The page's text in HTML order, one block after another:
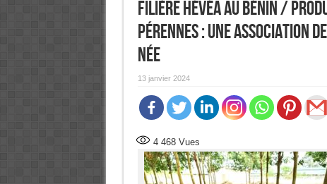
Filière Hévéa au Bénin /
pérennes : Une Association
née
13 janvier 2024
4 468Vues